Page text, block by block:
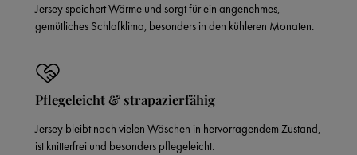
Jersey speichert Wärme und sorgt für ein angenehmes,
gemütliches Schlafklima, besonders in den kühleren Monaten.
Pflegeleicht & strapazierfähig
Jersey bleibt nach vielen Wäschen in hervorragendem Zustand,
ist knitterfrei und besonders pflegeleicht.